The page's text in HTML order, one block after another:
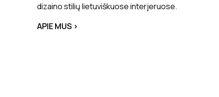
dizaino stilių lietuviškuose interjeruose.
APIE MUS >